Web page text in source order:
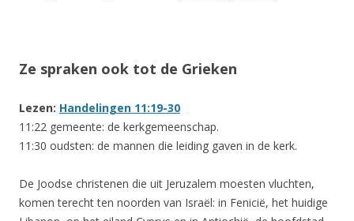
Ze spraken ook tot de Grieken
Lezen: Handelingen 11:19-30
11:22 gemeente: de kerkgemeenschap.
11:30 oudsten: de mannen die leiding gaven in de kerk.
De Joodse christenen die uit Jeruzalem moesten vluchten,
komen terecht ten noorden van Israël: in Fenicië, het huidige